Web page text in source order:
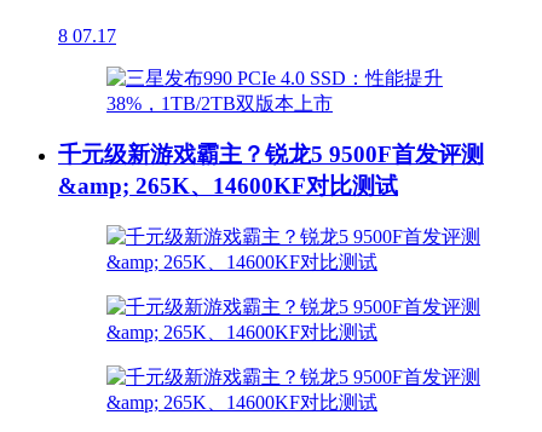
8 07.17
千元级新游戏霸主？锐龙5 9500F首发评测
&amp; 265K、14600KF对比测试